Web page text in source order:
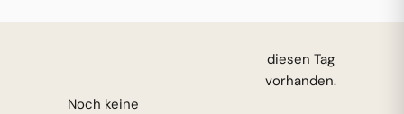
Noch keine
diesen Tag
vorhanden.